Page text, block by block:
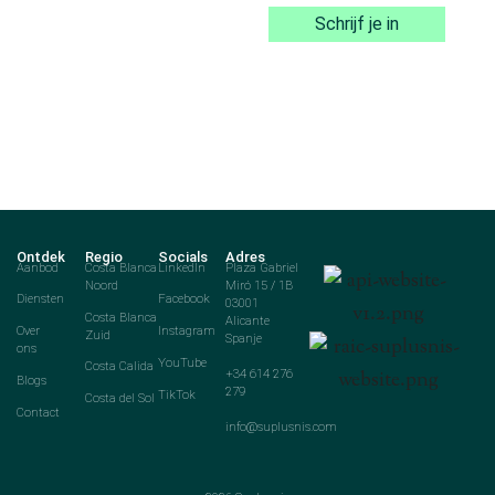
Schrijf je in
Ontdek
Aanbod
Diensten
Over
ons
Blogs
Contact
Regio
Costa Blanca
Noord
Costa Blanca
Zuid
Costa Calida
Costa del Sol
Socials
LinkedIn
Facebook
Instagram
YouTube
TikTok
Adres
Plaza Gabriel
Miró 15 / 1B
03001
Alicante
Spanje
+34 614 276
279
info@suplusnis.com